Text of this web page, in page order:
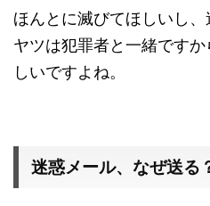
ほんとに滅びてほしいし
ヤツは犯罪者と一緒です
しいですよね。
迷惑メール、なぜ送る